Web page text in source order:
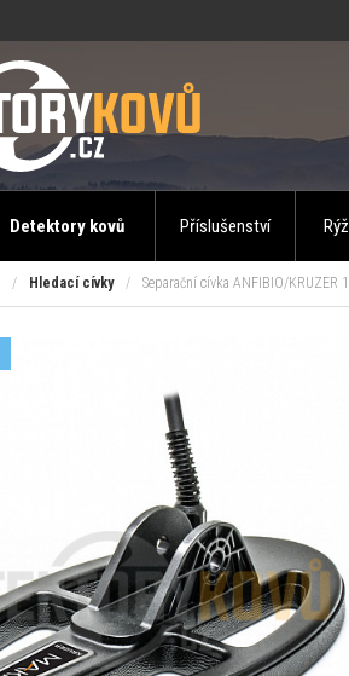
Detektory kovů Příslušenství
/ Hledací cívky / Separační cívka ANFIBIO/KRUZER